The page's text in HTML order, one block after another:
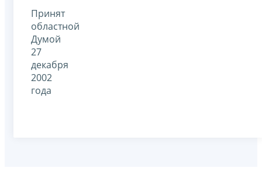
Принят
областной
Думой
27
декабря
2002
года